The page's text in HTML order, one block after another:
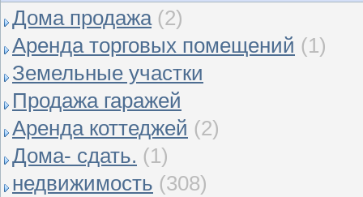
Дома продажа (2)
Аренда торговых помещений (1)
Земельные участки
Продажа гаражей
Аренда коттеджей (2)
Дома- сдать. (1)
недвижимость (308)